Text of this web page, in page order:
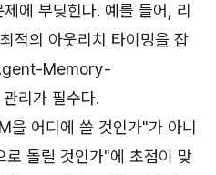
에 부딪힌다. 예를 들어, 리
적의 아웃리치 타이밍을 잡
Memory-
리가 필수다.
을 어디에 쓸 것인가"가 아니
돌릴 것인가"에 초점이 맞